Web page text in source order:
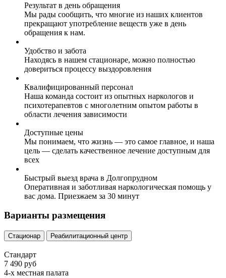
Результат в день обращения
Мы рады сообщить, что многие из наших клиентов
прекращают употребление веществ уже в день
обращения к нам.
Удобство и забота
Находясь в нашем стационаре, можно полностью
довериться процессу выздоровления
Квалифицированный персонал
Наша команда состоит из опытных наркологов и
психотерапевтов с многолетним опытом работы в
области лечения зависимости
Доступные цены
Мы понимаем, что жизнь — это самое главное, и наша
цель — сделать качественное лечение доступным для
всех
Быстрый выезд врача в Долгопрудном
Оперативная и заботливая наркологическая помощь у
вас дома. Приезжаем за 30 минут
Варианты размещения
Стационар Реабилитационный центр
Стандарт
7 490 руб
4-х местная палата